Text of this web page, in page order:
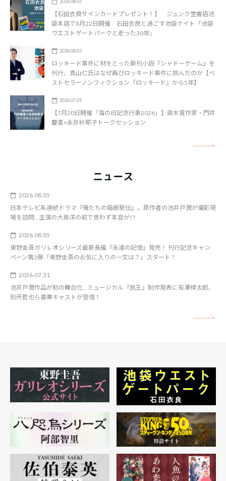
2026.08.05
【石田衣良サインカードプレゼント！】 ジュンク堂書店池
袋本店で8月22日開催 石田衣良と過ごす池袋ナイト「池袋
ウエストゲートパークと走った30年」
2026.08.03
ロッキード事件に材をとった新刊小説『シャドーゲーム』を
刊行、真山仁氏はなぜ再びロッキード事件に挑んだのか【ベ
ストセラーノンフィクション『ロッキード』から5年】
2026.07.09
【7月20日開催「海の日記念行事2026」】直木賞作家・門井
慶喜×永井紗耶子トークセッション
ニュース
2026.08.05
日本テレビ系連続ドラマ『俺たちの箱根駅伝』。原作者の池井戸潤が撮影現
場を訪問…主演の大泉洋の前で思わず本音が!?
2026.08.05
東野圭吾ガリレオシリーズ最新長編『永遠の記憶』発売！ 刊行記念キャン
ペーン第3弾「東野圭吾のお気に入りの一文は？」スタート！
2026.07.31
池井戸潤作品が初の舞台化…ミュージカル『民王』制作発表に有澤樟太郎、
別所哲也ら豪華キャストが登壇！